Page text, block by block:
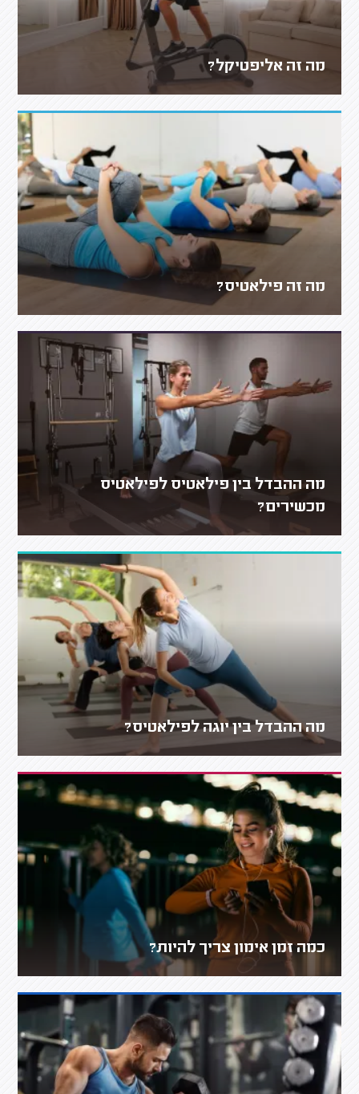
מה זה אליפטיקל?
מה זה פילאטיס?
מה ההבדל בין פילאטיס לפילאטיס
מכשירים?
מה ההבדל בין יוגה לפילאטיס?
כמה זמן אימון צריך להיות?